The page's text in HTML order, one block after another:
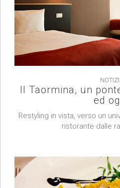
Il Taormina, un
ed
Restyling in vista, verso un
ristorante dalle